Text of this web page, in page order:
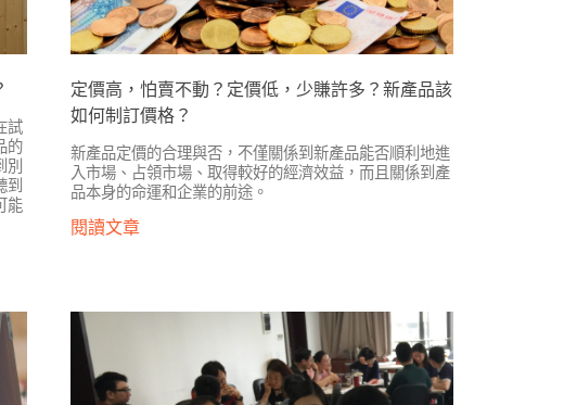
試
的
別
到
能
定價高，怕賣不動？定價低，少賺許多？新產品該
如何制訂價格？
新產品定價的合理與否，不僅關係到新產品能否順利地進
入市場、占領市場、取得較好的經濟效益，而且關係到產
品本身的命運和企業的前途。
閱讀文章